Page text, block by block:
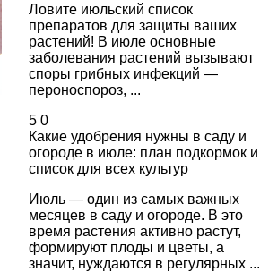
Ловите июльский список
препаратов для защиты ваших
растений! В июле основные
заболевания растений вызывают
споры грибных инфекций —
пероноспороз, ...
5 0
Какие удобрения нужны в саду и
огороде в июле: план подкормок и
список для всех культур
Июль — один из самых важных
месяцев в саду и огороде. В это
время растения активно растут,
формируют плоды и цветы, а
значит, нуждаются в регулярных ...